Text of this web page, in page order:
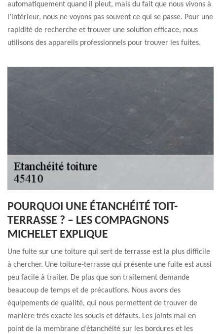
automatiquement quand il pleut, mais du fait que nous vivons à
l’intérieur, nous ne voyons pas souvent ce qui se passe. Pour une
rapidité de recherche et trouver une solution efficace, nous
utilisons des appareils professionnels pour trouver les fuites.
POURQUOI UNE ÉTANCHÉITÉ TOIT-
TERRASSE ? – LES COMPAGNONS
MICHELET EXPLIQUE
Une fuite sur une toiture qui sert de terrasse est la plus difficile
à chercher. Une toiture-terrasse qui présente une fuite est aussi
peu facile à traiter. De plus que son traitement demande
beaucoup de temps et de précautions. Nous avons des
équipements de qualité, qui nous permettent de trouver de
manière très exacte les soucis et défauts. Les joints mal en
point de la membrane d’étanchéité sur les bordures et les